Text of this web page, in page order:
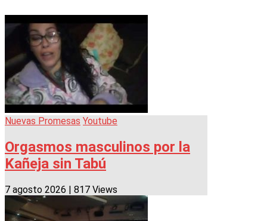
Nuevas Promesas Youtube
Orgasmos masculinos por la
Kañeja sin Tabú
7 agosto 2026 | 817 Views